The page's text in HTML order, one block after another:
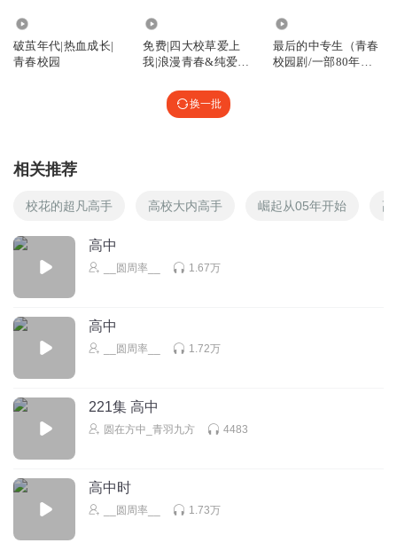
破茧年代|热血成长|
青春校园
免费|四大校草爱上
我|浪漫青春&纯爱&
最后的中专生（青春
校园剧/一部80年代
换一批
相关推荐
校花的超凡高手 高校大内高手 崛起从05年开始
高中
__圆周率__ 1.67万
高中
__圆周率__ 1.72万
221集 高中
圆在方中_青羽九方 4483
高中时
__圆周率__ 1.73万